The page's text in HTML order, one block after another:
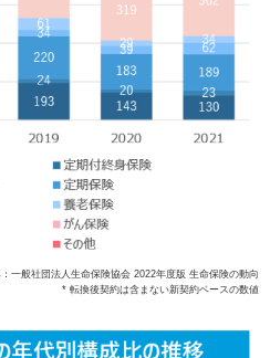
一般社団法人生命保険協会 2022年度版 生命保険の動向
* 転換後契約は含まない新契約ベースの数値